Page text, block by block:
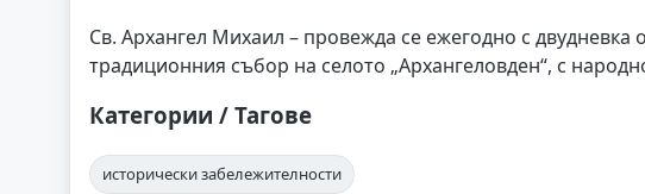
Св. Архангел Михаил – провежда се ежегодно с двудневка
традиционния събор на селото „Архангеловден“, с
Категории / Тагове
исторически забележителности